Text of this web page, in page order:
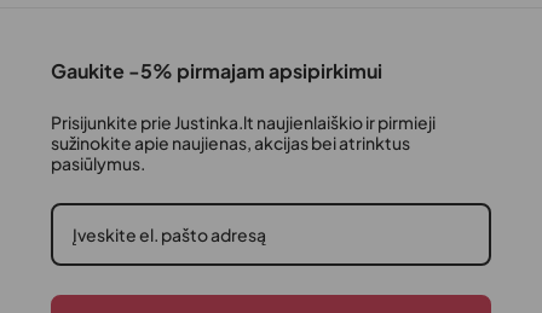
Gaukite -5% pirmajam apsipirkimui
Prisijunkite prie Justinka.lt naujienlaiškio ir pirmieji
sužinokite apie naujienas, akcijas bei atrinktus
pasiūlymus.